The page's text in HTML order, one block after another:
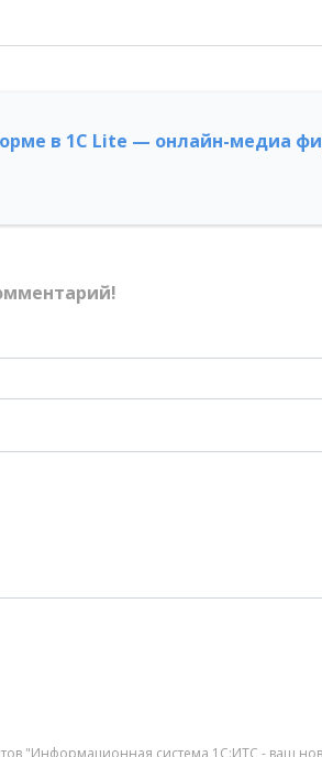
в 1С Lite — онлайн-медиа
"Информационная система 1С:ИТС - ваш